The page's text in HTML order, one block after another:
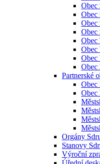
Obec
Obec
Obec
Obec
Obec
Obec
Obec
Obec
Partnerské
Obec
Obec
Orgány
Stanovy
Výroční